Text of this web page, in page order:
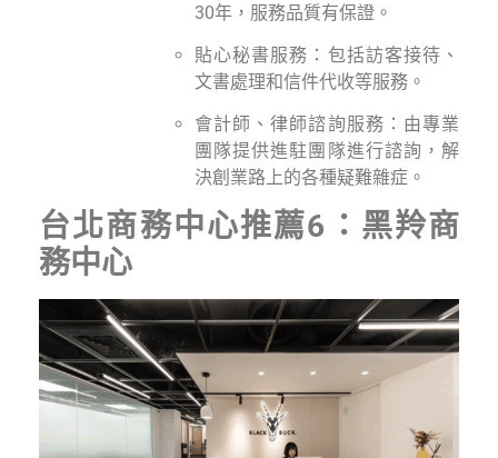
30年，服務品質有保證。
貼心秘書服務：包括訪客接待、
文書處理和信件代收等服務。
會計師、律師諮詢服務：由專業
團隊提供進駐團隊進行諮詢，解
決創業路上的各種疑難雜症。
台北商務中心推薦6：黑羚商
務中心